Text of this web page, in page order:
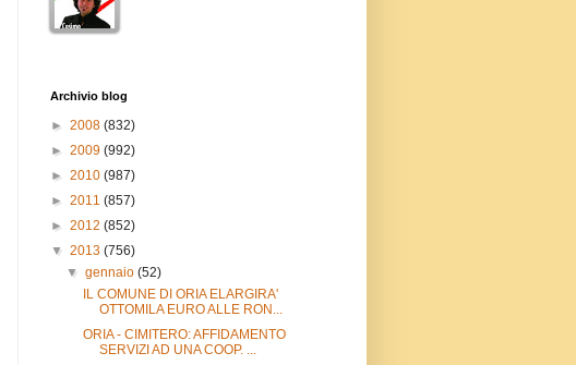
Archivio blog
► 2008 (832)
► 2009 (992)
► 2010 (987)
► 2011 (857)
► 2012 (852)
▼ 2013 (756)
▼gennaio(52)
IL COMUNE DI ORIA ELARGIRA'
OTTOMILA EURO ALLE RON...
ORIA - CIMITERO: AFFIDAMENTO
SERVIZI AD UNA COOP. ...